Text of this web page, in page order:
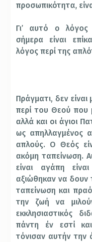
προσωπικότητα,
Γι’ αυτό ο λόγος
σήμερα είναι
λόγος περί της
Πράγματι, δεν
περί του Θεού που
αλλά και οι άγιοι
ως απηλλαγμένος
απλούς. Ο Θεός
ακόμη ταπείνωση.
είναι αγάπη
αξιώθηκαν να
ταπείνωση και
την ζωή να
εκκλησιαστικός
πάντη έν εστί
τόνισαν αυτήν